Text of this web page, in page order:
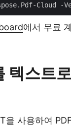
Cloud -
에서 무료
텍스트
을 사용하여